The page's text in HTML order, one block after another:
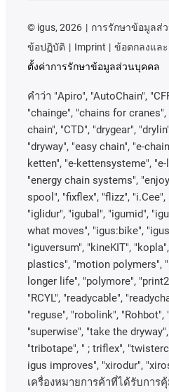
© igus, 2026 การรักษาข้อมูลส่
ข้อปฏิบัติ
Imprint
ข้อตกลงและ
ตั้งค่าการรักษาข้อมูลส่วนบุคคล
คําว่า "Apiro", "AutoChain",
"chainge", "chains for
chain", "CTD", "drygear",
"dryway", "easy chain", "e-
ketten", "e-kettensysteme",
"energy chain systems",
spool", "fixflex", "flizz",
"iglidur", "igubal", "igumid",
what moves", "igus:bike",
"iguversum", "kineKIT",
plastics", "motion polymers",
longer life", "polymore",
"RCYL", "readycable",
"reguse", "robolink", "Rohbot",
"superwise", "take the
"tribotape", " ; triflex",
igus improves", "xirodur",
เครื่องหมายการค้าที่ได้รับการ